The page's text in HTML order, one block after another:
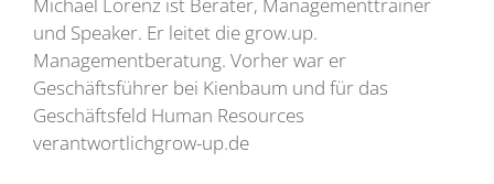
und Speaker. Er leitet die grow.up.
Managementberatung. Vorher war er
Geschäftsführer bei Kienbaum und für das
Geschäftsfeld Human Resources
verantwortlichgrow-up.de